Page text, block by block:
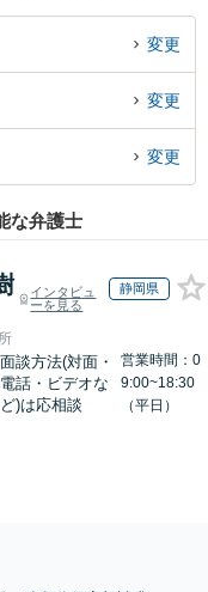
護士のプロフィール情報や
市で土日や夜間に発生した
約したい』などでお困りの
変更
変更
変更
な弁護士
インタビュ
ーを見る
静岡県
面談方法(対面・
電話・ビデオな
ど)は応相談
営業時間：0
9:00~18:30
（平日）